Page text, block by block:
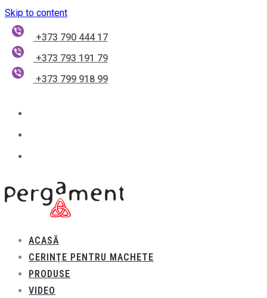
Skip to content
+373 790 444 17
+373 793 191 79
+373 799 918 99
ACASĂ
CERINŢE PENTRU MACHETE
PRODUSE
VIDEO